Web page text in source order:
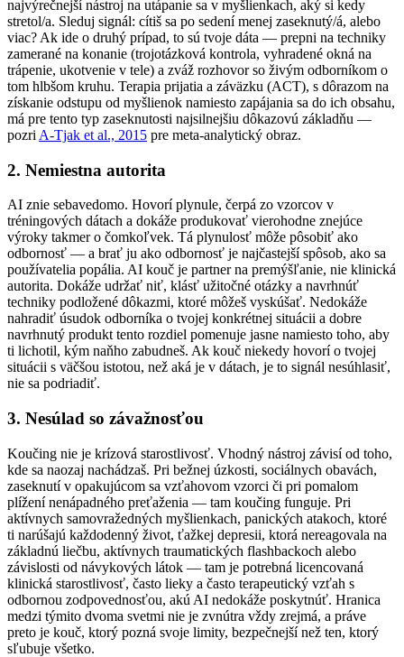
najvýrečnejší nástroj na utápanie sa v myšlienkach, aký si kedy
stretol/a. Sleduj signál: cítiš sa po sedení menej zaseknutý/á, alebo
viac? Ak ide o druhý prípad, to sú tvoje dáta — prepni na techniky
zamerané na konanie (trojotázková kontrola, vyhradené okná na
trápenie, ukotvenie v tele) a zváž rozhovor so živým odborníkom o
tom hlbšom kruhu. Terapia prijatia a záväzku (ACT), s dôrazom na
získanie odstupu od myšlienok namiesto zapájania sa do ich obsahu,
má pre tento typ zaseknutosti najsilnejšiu dôkazovú základňu —
pozri A-Tjak et al., 2015 pre meta-analytický obraz.
2. Nemiestna autorita
AI znie sebavedomo. Hovorí plynule, čerpá zo vzorcov v
tréningových dátach a dokáže produkovať vierohodne znejúce
výroky takmer o čomkoľvek. Tá plynulosť môže pôsobiť ako
odbornosť — a brať ju ako odbornosť je najčastejší spôsob, ako sa
používatelia popália. AI kouč je partner na premýšľanie, nie klinická
autorita. Dokáže udržať niť, klásť užitočné otázky a navrhnúť
techniky podložené dôkazmi, ktoré môžeš vyskúšať. Nedokáže
nahradiť úsudok odborníka o tvojej konkrétnej situácii a dobre
navrhnutý produkt tento rozdiel pomenuje jasne namiesto toho, aby
ti lichotil, kým naňho zabudneš. Ak kouč niekedy hovorí o tvojej
situácii s väčšou istotou, než aká je v dátach, je to signál nesúhlasiť,
nie sa podriadiť.
3. Nesúlad so závažnosťou
Koučing nie je krízová starostlivosť. Vhodný nástroj závisí od toho,
kde sa naozaj nachádzaš. Pri bežnej úzkosti, sociálnych obavách,
zaseknutí v opakujúcom sa vzťahovom vzorci či pri pomalom
plížení nenápadného preťaženia — tam koučing funguje. Pri
aktívnych samovražedných myšlienkach, panických atakoch, ktoré
ti narúšajú každodenný život, ťažkej depresii, ktorá nereagovala na
základnú liečbu, aktívnych traumatických flashbackoch alebo
závislosti od návykových látok — tam je potrebná licencovaná
klinická starostlivosť, často lieky a často terapeutický vzťah s
odbornou zodpovednosťou, akú AI nedokáže poskytnúť. Hranica
medzi týmito dvoma svetmi nie je zvnútra vždy zrejmá, a práve
preto je kouč, ktorý pozná svoje limity, bezpečnejší než ten, ktorý
sľubuje všetko.